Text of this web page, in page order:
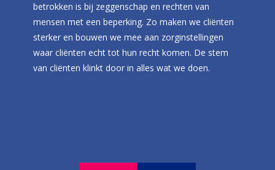
betrokken is bij zeggenschap en rechten van
mensen met een beperking. Zo maken we cliënten
sterker en bouwen we mee aan zorginstellingen
waar cliënten echt tot hun recht komen. De stem
van cliënten klinkt door in alles wat we doen.